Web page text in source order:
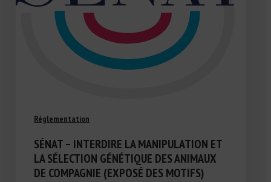
Réglementation
SÉNAT – INTERDIRE LA MANIPULATION ET
LA SÉLECTION GÉNÉTIQUE DES ANIMAUX
DE COMPAGNIE (EXPOSÉ DES MOTIFS)